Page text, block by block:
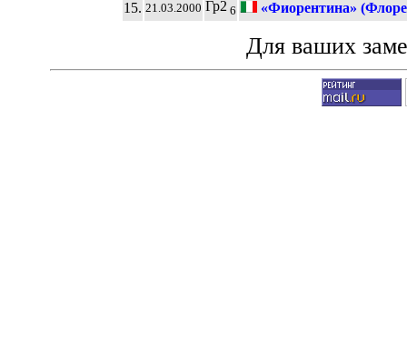
15. 21.03.2000 Гр2 6 «Фиорентина»
Для ваших